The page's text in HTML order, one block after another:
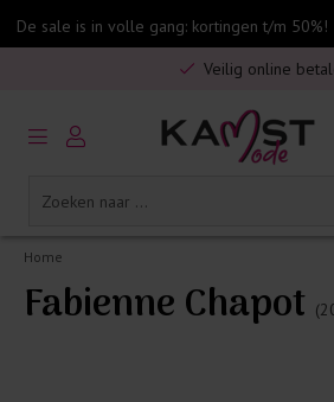
De sale is in volle gang: kortingen t/m 50%!
Gratis verzending in
Veilig online
5% spaarbonus op jouw
Gratis verzending in
Home
Fabienne Chapot